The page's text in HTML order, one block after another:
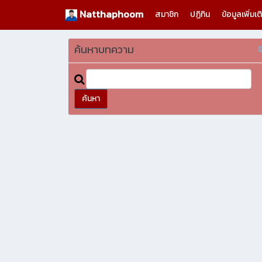
Natthaphoom สมาชิก ปฏิทิน ข้อมูลเพิ่มเ
ค้นหาบทความ